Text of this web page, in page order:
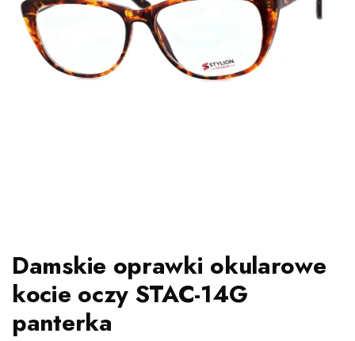
Damskie oprawki okularowe
kocie oczy STAC-14G
panterka